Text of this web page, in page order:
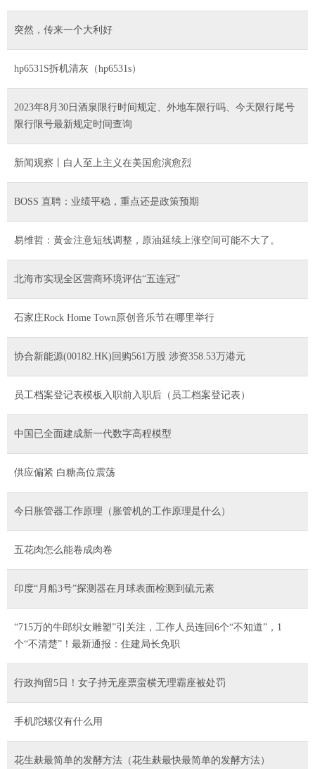
突然，传来一个大利好
hp6531S拆机清灰（hp6531s）
2023年8月30日酒泉限行时间规定、外地车限行吗、今天限行尾号
限行限号最新规定时间查询
新闻观察丨白人至上主义在美国愈演愈烈
BOSS 直聘：业绩平稳，重点还是政策预期
易维哲：黄金注意短线调整，原油延续上涨空间可能不大了。
北海市实现全区营商环境评估“五连冠”
石家庄Rock Home Town原创音乐节在哪里举行
协合新能源(00182.HK)回购561万股 涉资358.53万港元
员工档案登记表模板入职前入职后（员工档案登记表）
中国已全面建成新一代数字高程模型
供应偏紧 白糖高位震荡
今日胀管器工作原理（胀管机的工作原理是什么）
五花肉怎么能卷成肉卷
印度“月船3号”探测器在月球表面检测到硫元素
“715万的牛郎织女雕塑”引关注，工作人员连回6个“不知道”，1
个“不清楚”！最新通报：住建局长免职
行政拘留5日！女子持无座票蛮横无理霸座被处罚
手机陀螺仪有什么用
花生麸最简单的发酵方法（花生麸最快最简单的发酵方法）